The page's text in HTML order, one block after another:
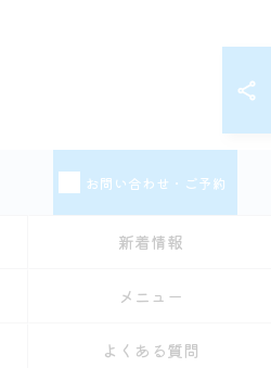
お問い合わせ・ご予約
新着情報
メニュー
よくある質問